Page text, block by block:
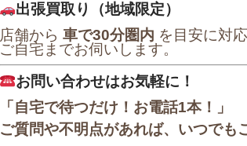
出張買取り（地域限定）
店舗から 車で30分圏内 を目安に対応
ご自宅までお伺いします。
お問い合わせはお気軽に！
「自宅で待つだけ！お電話1本！」
ご質問や不明点があれば、いつでも